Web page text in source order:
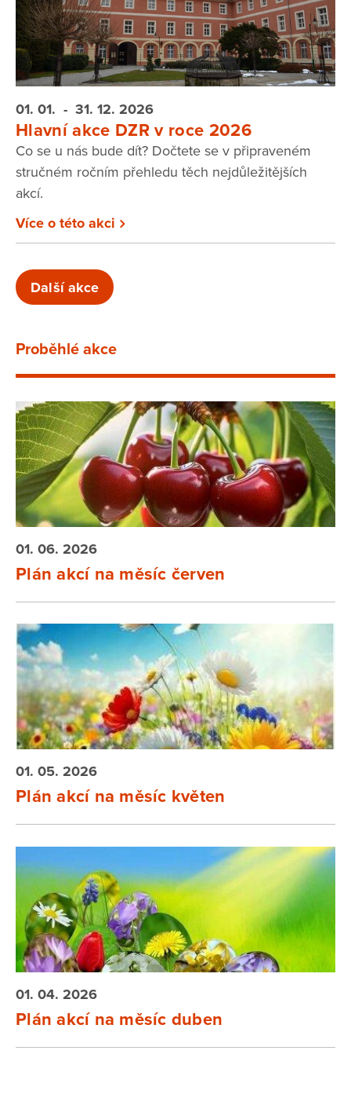
01. 01. - 31. 12. 2026
Hlavní akce DZR v roce 2026
Co se u nás bude dít? Dočtete se v připraveném
stručném ročním přehledu těch nejdůležitějších
akcí.
Více o této akci
Další akce
Proběhlé akce
01. 06. 2026
Plán akcí na měsíc červen
01. 05. 2026
Plán akcí na měsíc květen
01. 04. 2026
Plán akcí na měsíc duben